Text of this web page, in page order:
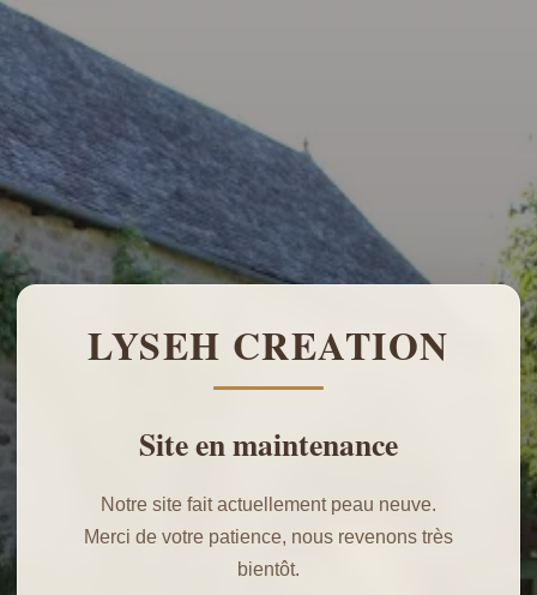
LYSEH CREATION
Site en maintenance
Notre site fait actuellement peau neuve.
Merci de votre patience, nous revenons très
bientôt.